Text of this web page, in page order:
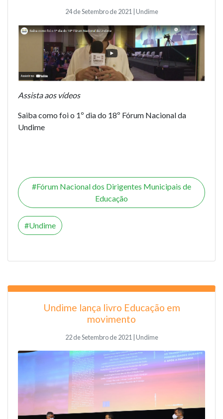
24 de Setembro de 2021 | Undime
Assista aos vídeos
Saiba como foi o 1º dia do 18º Fórum Nacional da
Undime
Fórum Nacional dos Dirigentes Municipais de
Educação
Undime
Undime lança livro Educação em
movimento
22 de Setembro de 2021 | Undime